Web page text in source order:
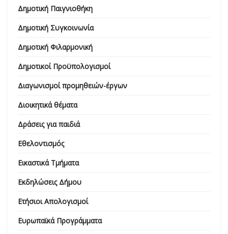
Δημοτική Παιγνιοθήκη
Δημοτική Συγκοινωνία
Δημοτική Φιλαρμονική
Δημοτικοί Προϋπολογισμοί
Διαγωνισμοί προμηθειών-έργων
Διοικητικά θέματα
Δράσεις για παιδιά
Εθελοντισμός
Εικαστικά Τμήματα
Εκδηλώσεις Δήμου
Ετήσιοι Απολογισμοί
Ευρωπαϊκά Προγράμματα